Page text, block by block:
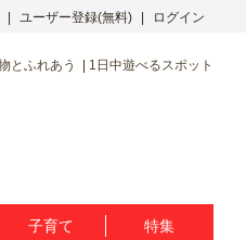
ユーザー登録(無料) ログイン
とふれあう 1日中遊べるスポット
子育て 特集